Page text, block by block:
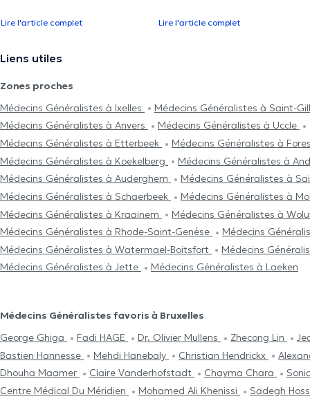
Lire l'article complet Lire l'article complet
Liens utiles
Zones proches
Médecins Généralistes à Ixelles
Médecins Généralistes à Saint-
Médecins Généralistes à Anvers
Médecins Généralistes à Uccle
Médecins Généralistes à Etterbeek
Médecins Généralistes à
Médecins Généralistes à Koekelberg
Médecins Généralistes à
Médecins Généralistes à Auderghem
Médecins Généralistes à
Médecins Généralistes à Schaerbeek
Médecins Généralistes à
Médecins Généralistes à Kraainem
Médecins Généralistes à
Médecins Généralistes à Rhode-Saint-Genèse
Médecins
Médecins Généralistes à Watermael-Boitsfort
Médecins
Médecins Généralistes à Jette
Médecins Généralistes à Laeken
Médecins Généralistes favoris à Bruxelles
George Ghiga
Fadi HAGE Dr. Olivier Mullens Zhecong Lin
Bastien Hannesse
Mehdi Hanebaly Christian Hendrickx
Dhouha Maamer
Claire Vanderhofstadt Chayma Chara
Centre Médical Du Méridien
Mohamed Ali Khenissi Sadegh